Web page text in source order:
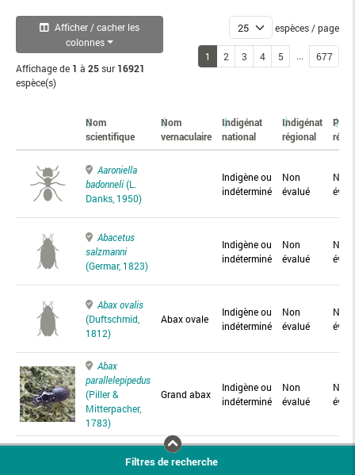
Afficher / cacher les
colonnes
Affichage de 1 à 25sur 16921
espèce(s)
espèces / page
1 2 3 4 5 ... 677
Nom
scientifique
Nom
vernaculaire
Indigénat
national
Indigénat
régional
Aaroniella
badonneli(L.
Danks, 1950)
Indigène ou
indéterminé
Non
évalué
Non
Abacetus
salzmanni
(Germar, 1823)
Indigène ou
indéterminé
Non
évalué
Non
Abax ovalis
(Duftschmid,
1812)
Abax ovale
Indigène ou
indéterminé
Non
évalué
Non
Abax
parallelepipedus
(Piller &
Mitterpacher,
1783)
Grand abax
Indigène ou
indéterminé
Non
évalué
Non
Abax
Abax
Filtres de recherche